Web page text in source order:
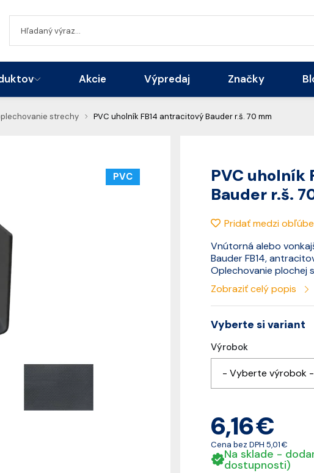
Akcie Výpredaj Značky
strechy PVC uholník FB14 antracitový Bauder r.š. 70 mm
PVC
PVC uholník
Bauder r.š.
Pridať medzi
Vnútorná alebo
Bauder FB14,
Oplechovanie plochej
Zobraziť celý popis
Vyberte si variant
Výrobok
- Vyberte výrobok -
6,16 €
Cena bez DPH 5,01 €
Na sklade -
dostupnosti)